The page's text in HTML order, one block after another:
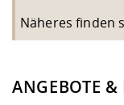
Näheres finden
ANGEBOTE